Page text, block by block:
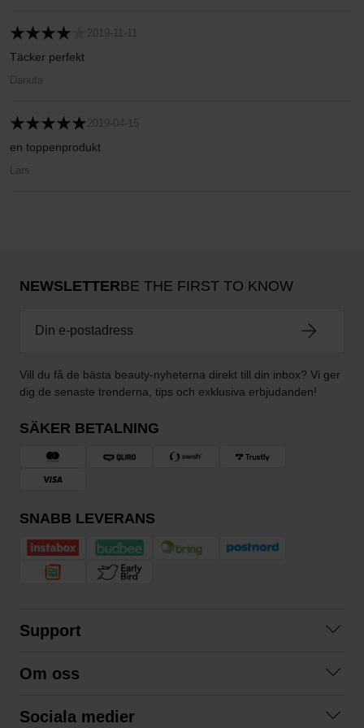
2019-11-11
Täcker perfekt
Danuta
2019-04-15
en toppenprodukt
Lars
NEWSLETTERBE THE FIRST TO KNOW
Vill du få de bästa beauty-nyheterna direkt till din inbox? Vi ger
dig de senaste trenderna, tips och exklusiva erbjudanden!
SÄKER BETALNING
SNABB LEVERANS
Support
Köpvillkor
Om oss
Sociala medier